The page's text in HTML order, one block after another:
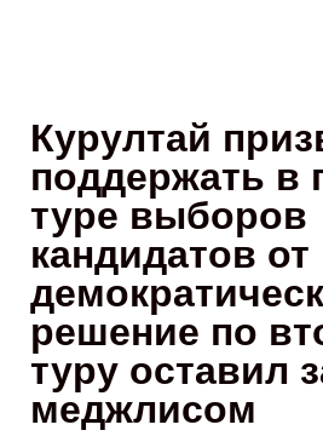
Курултай
поддержать в
туре выборов
кандидатов от
решение по
туру оставил
меджлисом